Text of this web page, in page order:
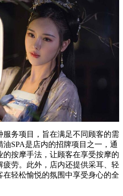
务项目，旨在满足不同顾客的需
SPA是店内的招牌项目之一，通
按摩手法，让顾客在享受按摩的
疲劳。此外，店内还提供采耳、轻
轻松愉悦的氛围中享受身心的全